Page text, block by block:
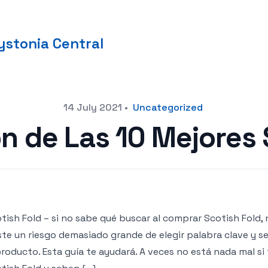
Central
14 July 2021 • Uncategorized
de Las 10
Fold – si no sabe qué buscar al comprar Scotish
un riesgo demasiado grande de elegir palabra clave y
Esta guía te ayudará. A veces no está nada mal